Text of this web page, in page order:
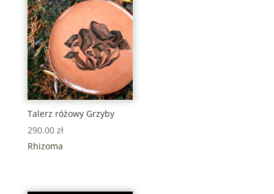
Talerz różowy Grzyby
290.00 zł
Rhizoma